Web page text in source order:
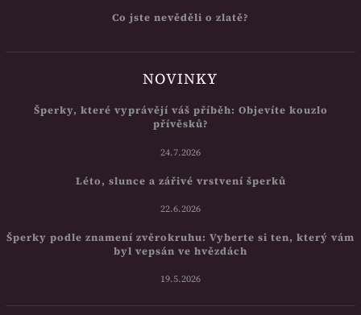
Co jste nevěděli o zlatě?
NOVINKY
Šperky, které vyprávějí váš příběh: Objevíte kouzlo
přívěsků?
24.7.2026
Léto, slunce a zářivé vrstvení šperků
22.6.2026
Šperky podle znamení zvěrokruhu: Vyberte si ten, který vám
byl vepsán ve hvězdách
19.5.2026